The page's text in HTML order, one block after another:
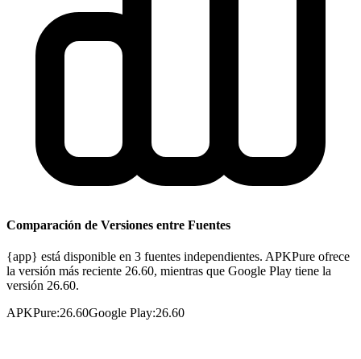
Comparación de Versiones entre Fuentes
{app} está disponible en 3 fuentes independientes. APKPure ofrece
la versión más reciente 26.60, mientras que Google Play tiene la
versión 26.60.
APKPure:26.60Google Play:26.60